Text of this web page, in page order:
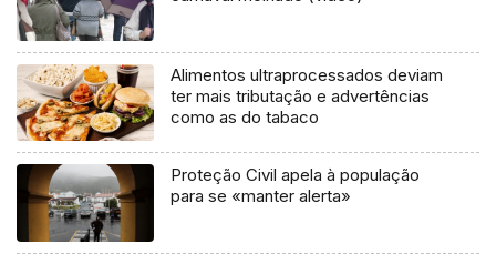
Alimentos ultraprocessados deviam
ter mais tributação e advertências
como as do tabaco
Proteção Civil apela à população
para se «manter alerta»